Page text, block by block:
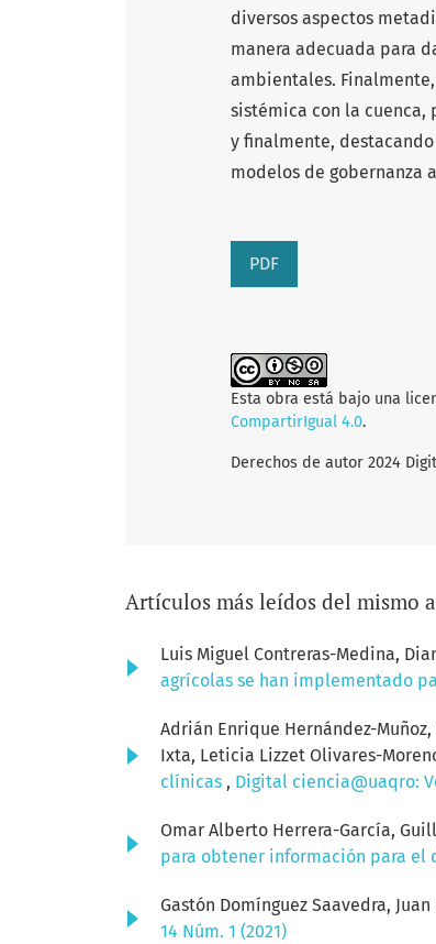
diversos aspectos
manera adecuada para
ambientales.
sistémica con la
y finalmente,
modelos de gobernanza
PDF
Esta obra está bajo una
CompartirIgual 4.0.
Derechos de autor 2024
Artículos más leídos del mismo
Luis Miguel Contreras-Medina,
agrícolas se han implementado
Adrián Enrique Hernández-
Ixta, Leticia Lizzet Olivares-
clínicas , Digital ciencia@uaqro:
Omar Alberto Herrera-García,
para obtener información para el
Gastón Domínguez Saavedra,
14 Núm. 1 (2021)